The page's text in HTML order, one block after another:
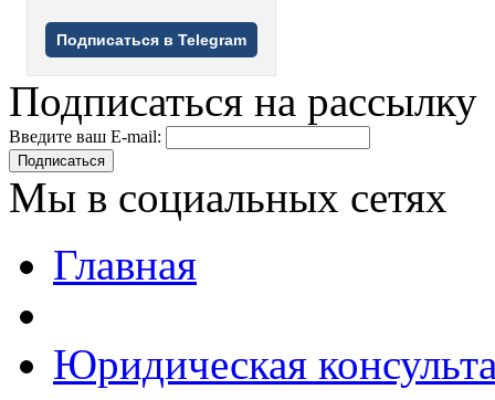
Подписаться в Telegram
Подписаться на рассылку
Введите ваш E-mail:
Подписаться
Мы в социальных сетях
Главная
Юридическая